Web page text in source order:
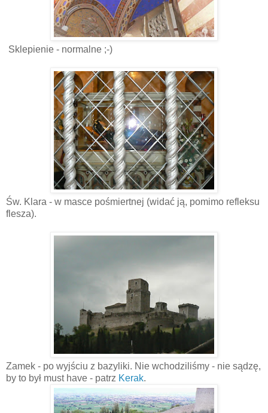
Sklepienie - normalne ;-)
Św. Klara - w masce pośmiertnej (widać ją, pomimo refleksu
flesza).
Zamek - po wyjściu z bazyliki. Nie wchodziliśmy - nie sądzę,
by to był must have - patrz Kerak.